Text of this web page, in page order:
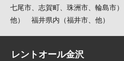
七尾市、志賀町、珠洲市、輪島市
他） 福井県内（福井市、他）
レントオール金沢